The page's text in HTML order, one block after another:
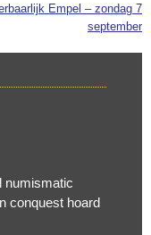
Empel – zondag 7
september
numismatic
conquest hoard